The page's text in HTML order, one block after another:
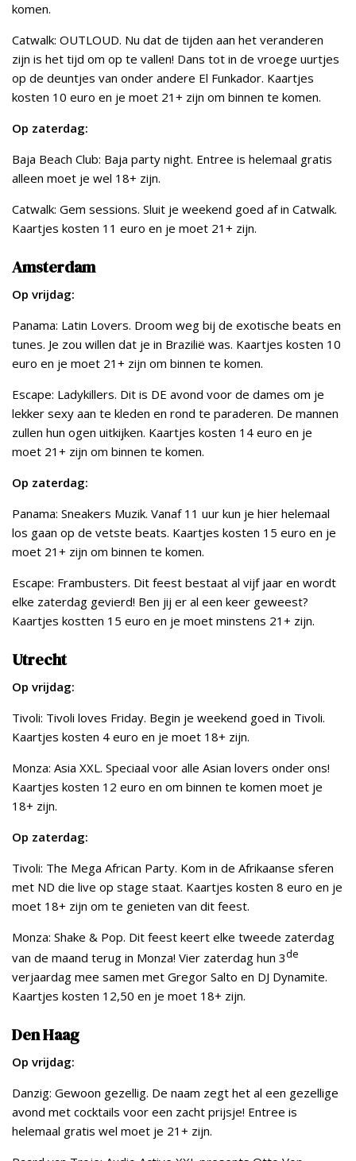
komen.
Catwalk: OUTLOUD. Nu dat de tijden aan het veranderen
zijn is het tijd om op te vallen! Dans tot in de vroege uurtjes
op de deuntjes van onder andere El Funkador. Kaartjes
kosten 10 euro en je moet 21+ zijn om binnen te komen.
Op zaterdag:
Baja Beach Club: Baja party night. Entree is helemaal gratis
alleen moet je wel 18+ zijn.
Catwalk: Gem sessions. Sluit je weekend goed af in Catwalk.
Kaartjes kosten 11 euro en je moet 21+ zijn.
Amsterdam
Op vrijdag:
Panama: Latin Lovers. Droom weg bij de exotische beats en
tunes. Je zou willen dat je in Brazilië was. Kaartjes kosten 10
euro en je moet 21+ zijn om binnen te komen.
Escape: Ladykillers. Dit is DE avond voor de dames om je
lekker sexy aan te kleden en rond te paraderen. De mannen
zullen hun ogen uitkijken. Kaartjes kosten 14 euro en je
moet 21+ zijn om binnen te komen.
Op zaterdag:
Panama: Sneakers Muzik. Vanaf 11 uur kun je hier helemaal
los gaan op de vetste beats. Kaartjes kosten 15 euro en je
moet 21+ zijn om binnen te komen.
Escape: Frambusters. Dit feest bestaat al vijf jaar en wordt
elke zaterdag gevierd! Ben jij er al een keer geweest?
Kaartjes kostten 15 euro en je moet minstens 21+ zijn.
Utrecht
Op vrijdag:
Tivoli: Tivoli loves Friday. Begin je weekend goed in Tivoli.
Kaartjes kosten 4 euro en je moet 18+ zijn.
Monza: Asia XXL. Speciaal voor alle Asian lovers onder ons!
Kaartjes kosten 12 euro en om binnen te komen moet je
18+ zijn.
Op zaterdag:
Tivoli: The Mega African Party. Kom in de Afrikaanse sferen
met ND die live op stage staat. Kaartjes kosten 8 euro en je
moet 18+ zijn om te genieten van dit feest.
Monza: Shake & Pop. Dit feest keert elke tweede zaterdag
van de maand terug in Monza! Vier zaterdag hun 3de
verjaardag mee samen met Gregor Salto en DJ Dynamite.
Kaartjes kosten 12,50 en je moet 18+ zijn.
Den Haag
Op vrijdag:
Danzig: Gewoon gezellig. De naam zegt het al een gezellige
avond met cocktails voor een zacht prijsje! Entree is
helemaal gratis wel moet je 21+ zijn.